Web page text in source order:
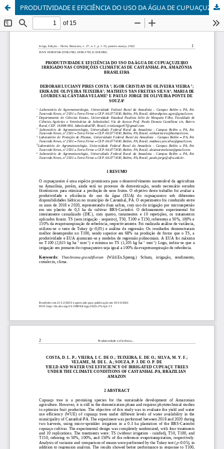
PRODUTIVIDADE E EFICIÊNCIA DO USO DA ÁGUA DE CUPUAÇUZEIRO IRRIGADO NAS CONDIÇÕES CLIMÁTICAS DE CASTANHAL-PA, AMAZÔNIA BRASILEIRA